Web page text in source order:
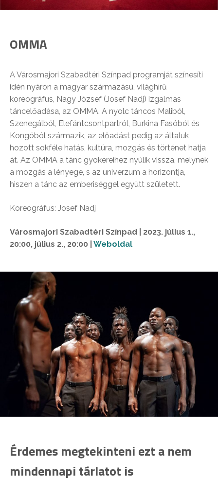
OMMA
A Városmajori Szabadtéri Színpad programját színesíti
idén nyáron a magyar származású, világhírű
koreográfus, Nagy József (Josef Nadj) izgalmas
táncelőadása, az OMMA. A nyolc táncos Maliból,
Szenegálból, Elefántcsontpartról, Burkina Fasóból és
Kongóból származik, az előadást pedig az általuk
hozott sokféle hatás, kultúra, mozgás és történet hatja
át. Az OMMA a tánc gyökereihez nyúlik vissza, melynek
a mozgás a lényege, s az univerzum a horizontja,
hiszen a tánc az emberiséggel együtt született.
Koreográfus: Josef Nadj
Városmajori Szabadtéri Színpad | 2023. július 1.,
20:00, július 2., 20:00 | Weboldal
Érdemes megtekinteni ezt a nem
mindennapi tárlatot is